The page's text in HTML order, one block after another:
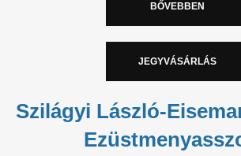
BŐVEBBEN
JEGYVÁSÁRLÁS
Szilágyi László-